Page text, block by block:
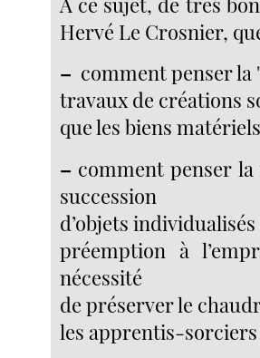
Hervé Le Crosnier,
– comment penser
travaux de créations
que les biens
– comment penser
succession
d’objets
préemption à
nécessité
de préserver le
les apprentis-